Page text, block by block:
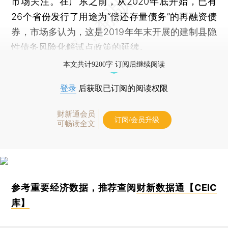
26个省份发行了用途为“偿还存量债务”的再融资债
券，市场多认为，这是2019年年末开展的建制县隐
性债务风险化解试点政策的延续。
本文共计9200字 订阅后继续阅读
登录 后获取已订阅的阅读权限
财新通会员
可畅读全文
订阅/会员升级
参考重要经济数据，推荐查阅 财新数据通【CEIC
库】